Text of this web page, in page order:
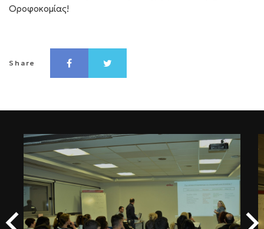
Οροφοκομίας!
Share